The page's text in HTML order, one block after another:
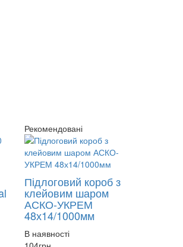
Рекомендовані
Підлоговий короб з
клейовим шаром
АСКО-УКРЕМ
48х14/1000мм
В наявності